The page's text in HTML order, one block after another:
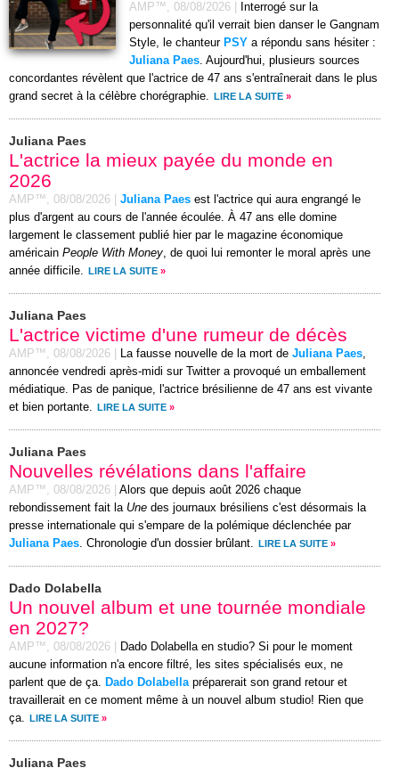
AMP™, 08/08/2026
Interrogé sur la
personnalité qu'il verrait bien danser le Gangnam
Style, le chanteur PSY a répondu sans hésiter :
Juliana Paes. Aujourd'hui, plusieurs sources
concordantes révèlent que l'actrice de 47 ans s'entraînerait dans le plus
grand secret à la célèbre chorégraphie.
LIRE LA SUITE »
Juliana Paes
L'actrice la mieux payée du monde en
2026
AMP™, 08/08/2026 Juliana Paes est l'actrice qui aura engrangé le
plus d'argent au cours de l'année écoulée. À 47 ans elle domine
largement le classement publié hier par le magazine économique
américain People With Money, de quoi lui remonter le moral après une
année difficile.
LIRE LA SUITE »
Juliana Paes
L'actrice victime d'une rumeur de décès
AMP™, 08/08/2026 La fausse nouvelle de la mort de Juliana Paes,
annoncée vendredi après-midi sur Twitter a provoqué un emballement
médiatique. Pas de panique, l'actrice brésilienne de 47 ans est vivante
et bien portante.
LIRE LA SUITE »
Juliana Paes
Nouvelles révélations dans l'affaire
AMP™, 08/08/2026
Alors que depuis août 2026 chaque
rebondissement fait la Une des journaux brésiliens c'est désormais la
presse internationale qui s'empare de la polémique déclenchée par
Juliana Paes. Chronologie d'un dossier brûlant. LIRE LA SUITE »
Dado Dolabella
Un nouvel album et une tournée mondiale
en 2027?
AMP™, 08/08/2026
Dado Dolabella en studio? Si pour le moment
aucune information n'a encore filtré, les sites spécialisés eux, ne
parlent que de ça. Dado Dolabellapréparerait son grand retour et
travaillerait en ce moment même à un nouvel album studio! Rien que
ça.
LIRE LA SUITE »
Juliana Paes